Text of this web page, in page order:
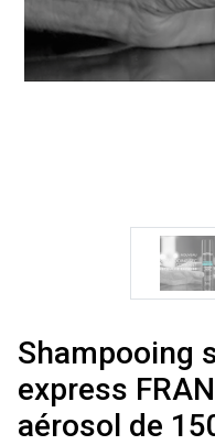
Shampooing
express
aérosol de